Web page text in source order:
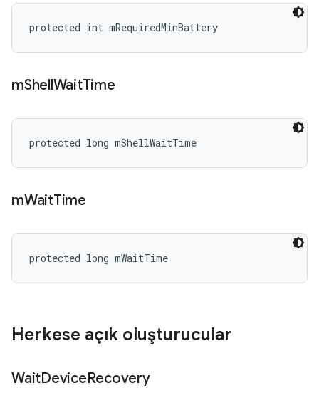
protected int mRequiredMinBattery
mShellWaitTime
protected long mShellWaitTime
mWaitTime
protected long mWaitTime
Herkese açık oluşturucular
WaitDeviceRecovery